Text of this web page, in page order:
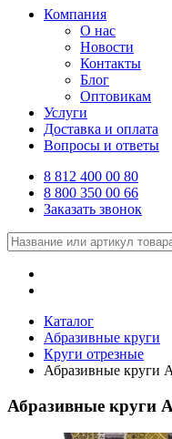
Компания
О нас
Новости
Контакты
Блог
Оптовикам
Услуги
Доставка и оплата
Вопросы и ответы
8 812 400 00 80
8 800 350 00 66
Заказать звонок
Каталог
Абразивные круги
Круги отрезные
Абразивные круги
Абразивные круги